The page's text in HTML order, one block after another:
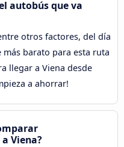
autobús que va
otros factores, del día
más barato para esta ruta
llegar a Viena desde
a ahorrar!
Viena?